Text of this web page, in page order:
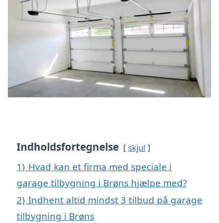
Indholdsfortegnelse skjul
1) Hvad kan et firma med speciale i
garage tilbygning i Brøns hjælpe med?
2) Indhent altid mindst 3 tilbud på garage
tilbygning i Brøns